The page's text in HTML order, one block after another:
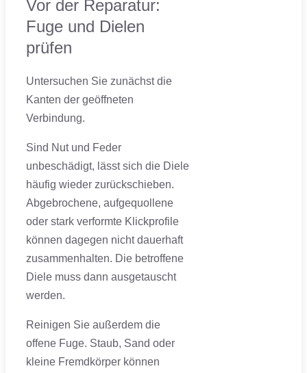
Vor der Reparatur:
Fuge und Dielen
prüfen
Untersuchen Sie zunächst die
Kanten der geöffneten
Verbindung.
Sind Nut und Feder
unbeschädigt, lässt sich die Diele
häufig wieder zurückschieben.
Abgebrochene, aufgequollene
oder stark verformte Klickprofile
können dagegen nicht dauerhaft
zusammenhalten. Die betroffene
Diele muss dann ausgetauscht
werden.
Reinigen Sie außerdem die
offene Fuge. Staub, Sand oder
kleine Fremdkörper können